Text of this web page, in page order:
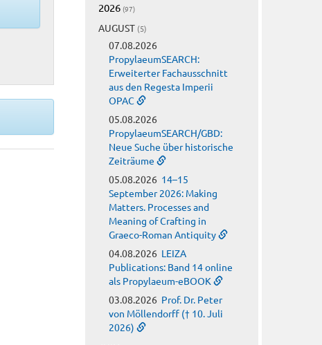
2026 (97)
AUGUST (5)
07.08.2026
PropylaeumSEARCH:
Erweiterter Fachausschnitt
aus den Regesta Imperii
OPAC
05.08.2026
PropylaeumSEARCH/GBD:
Neue Suche über historische
Zeiträume
05.08.2026 14–15
September 2026: Making
Matters. Processes and
Meaning of Crafting in
Graeco-Roman Antiquity
04.08.2026 LEIZA
Publications: Band 14 online
als Propylaeum-eBOOK
03.08.2026 Prof. Dr. Peter
von Möllendorff († 10. Juli
2026)